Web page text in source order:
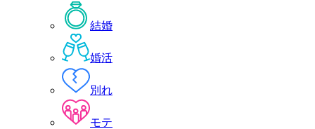
結婚
婚活
別れ
モテ